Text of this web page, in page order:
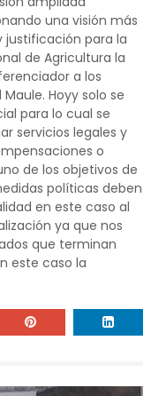
una visión más
justificación para la
de Agricultura la
a los
Hoyy solo se
para lo cual se
servicios legales y
o
de los objetivos de
políticas deben
en este caso al
ya que nos
que terminan
este caso la